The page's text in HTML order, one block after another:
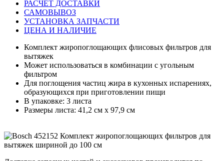
РАСЧЕТ ДОСТАВКИ
САМОВЫВОЗ
УСТАНОВКА ЗАПЧАСТИ
ЦЕНА И НАЛИЧИЕ
Комплект жиропоглощающих флисовых фильтров для
вытяжек
Может использоваться в комбинации с угольным
фильтром
Для поглощения частиц жира в кухонных испарениях,
образующихся при приготовлении пищи
В упаковке: 3 листа
Размеры листа: 41,2 см x 97,9 см